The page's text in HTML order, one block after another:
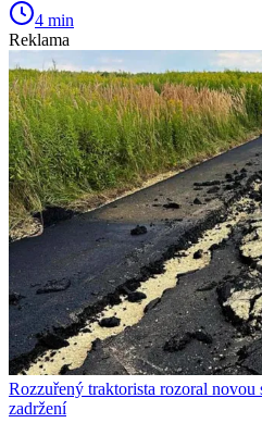
4 min
Reklama
Rozzuřený traktorista rozoral
zadržení